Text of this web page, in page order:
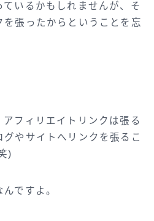
いるかもしれませんが、そ
張ったからということを忘
フィリエイトリンクは張る
やサイトへリンクを張るこ
)
ですよ。